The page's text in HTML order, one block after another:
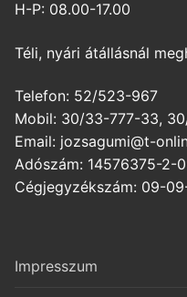
H-P: 08.00-17.00
Téli, nyári átállásnál
Telefon: 52/523-967
Mobil: 30/33-777-33,
Email: jozsagumi@t-
Adószám: 14576375-2-
Cégjegyzékszám: 09-
Impresszum